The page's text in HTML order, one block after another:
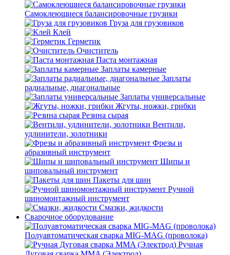
Самоклеющиеся балансировочные грузики
Груза для грузовиков
Клей
Герметик
Очиститель
Паста монтажная
Заплаты камерные
Заплаты
радиальные, диагональные
Заплаты универсальные
Жгуты, ножки, грибки
Резина сырая
Вентили,
удлинители, золотники
Фрезы и
абразивный инструмент
Шипы и
шиповальный инструмент
Пакеты для шин
Ручной
шиномонтажный инструмент
Смазки, жидкости
Сварочное оборудование
Полуавтоматическая сварка MIG-MAG (проволока)
Ручная